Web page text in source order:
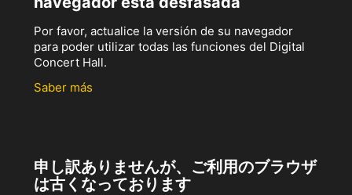
Por favor, actualice la versión de su navegador
para poder utilizar todas las funciones del Digital
Concert Hall.
Saber más
申し訳ありませんが、ご利用のブラウザ
は古くなっております